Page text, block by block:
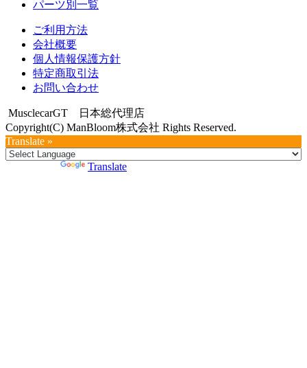
パーツ別一覧
ご利用方法
会社概要
個人情報保護方針
特定商取引法
お問い合わせ
MusclecarGT 日本総代理店
Copyright(C) ManBloom株式会社 Rights Reserved.
Translate »
Translate